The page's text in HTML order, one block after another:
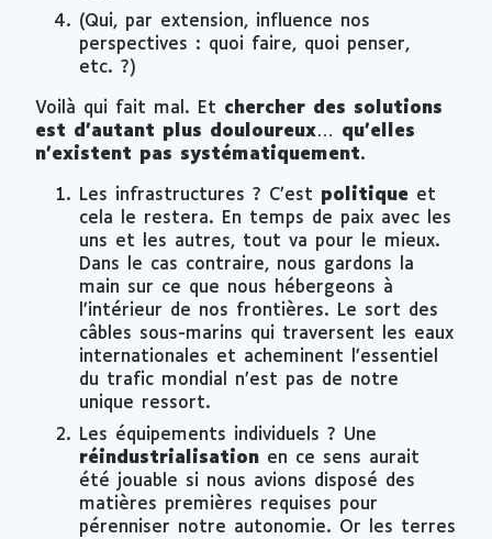
(Qui, par extension, influence nos
perspectives : quoi faire, quoi penser,
etc. ?)
Voilà qui fait mal. Et chercher des solutions
est d’autant plus douloureux… qu’elles
n’existent pas systématiquement.
Les infrastructures ? C’est politique et
cela le restera. En temps de paix avec les
uns et les autres, tout va pour le mieux.
Dans le cas contraire, nous gardons la
main sur ce que nous hébergeons à
l’intérieur de nos frontières. Le sort des
câbles sous-marins qui traversent les eaux
internationales et acheminent l’essentiel
du trafic mondial n’est pas de notre
unique ressort.
Les équipements individuels ? Une
réindustrialisation en ce sens aurait
été jouable si nous avions disposé des
matières premières requises pour
pérenniser notre autonomie. Or les terres